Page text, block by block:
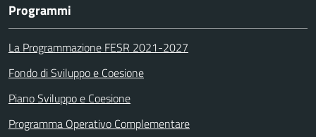
Programmi
La Programmazione FESR 2021-2027
Fondo di Sviluppo e Coesione
Piano Sviluppo e Coesione
Programma Operativo Complementare